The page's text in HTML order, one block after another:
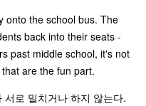
onto the school bus. The
back into their seats -
past middle school, it's not
are the fun part.
로 밀치거나 하지 않는다.